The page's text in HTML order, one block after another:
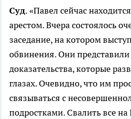
Суд. «Павел сейчас
арестом. Вчера состоялось
заседание, на котором
обвинения. Они представили
доказательства, которые
глазах. Очевидно, что им
связываться с
подростками. Свалить все